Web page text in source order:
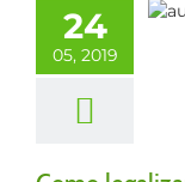
24
05, 2019
de
Renovables